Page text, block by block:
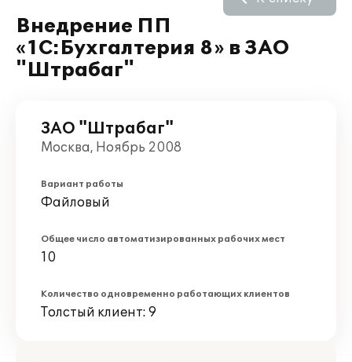
Внедрение ПП
«1С:Бухгалтерия 8» в ЗАО
"Штрабаг"
ЗАО "Штрабаг"
Москва, Ноябрь 2008
Вариант работы
Файловый
Общее число автоматизированных рабочих мест
10
Количество одновременно работающих клиентов
Толстый клиент: 9